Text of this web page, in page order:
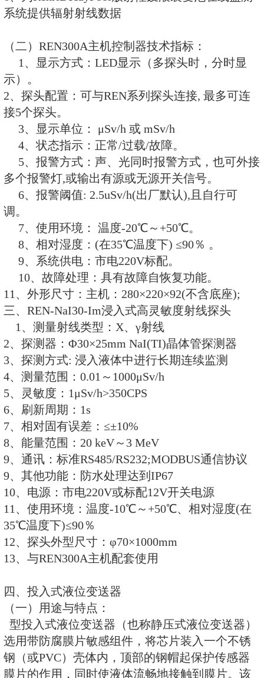
器，具有很高的射线探测灵敏度
3、自动计算：自动计算衰变池从
结束的七个不同时期，并分别给出
4、不可篡改：海量、详细的监测
以备自查和监督抽查使用。
5、永久保存数据：可连续保持5
使用、排放历史记录。
6、详细记录：每天以分钟为单位
池的液位及射线强度数据。
7、简单易懂：软件操作一键完成
字、曲线、图形的方式多维展示数
二、REN300A在线辐射安全
（一）REN300A主机特点:
1、采用高速嵌入式微处理器、
输入。
2、一个主机最多可下挂5个x、γ、
发生异常时有故障指示。
3、多种输出和输入接口，可与X-
锁。
4、挂壁式主控箱、安装方便。
5、通讯方式：
主机和探头：标准RS485/232接口
协议 传输距离可达800米;
主机和其它装置：串口或网口(选
或其它装置。
6、为RenriDecayPool放射性废液
系统提供辐射射线数据